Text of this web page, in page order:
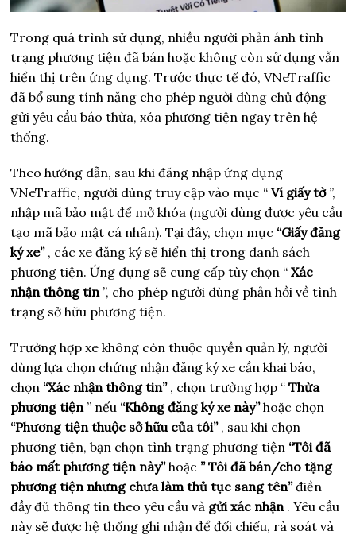
Trong quá trình sử dụng, nhiều người phản ánh tình
trạng phương tiện đã bán hoặc không còn sử dụng vẫn
hiển thị trên ứng dụng. Trước thực tế đó, VNeTraffic
đã bổ sung tính năng cho phép người dùng chủ động
gửi yêu cầu báo thừa, xóa phương tiện ngay trên hệ
thống.
Theo hướng dẫn, sau khi đăng nhập ứng dụng
VNeTraffic, người dùng truy cập vào mục “Ví giấy tờ ”,
nhập mã bảo mật để mở khóa (người dùng được yêu cầu
tạo mã bảo mật cá nhân). Tại đây, chọn mục “Giấy đăng
ký xe” , các xe đăng ký sẽ hiển thị trong danh sách
phương tiện. Ứng dụng sẽ cung cấp tùy chọn “Xác
nhận thông tin ”, cho phép người dùng phản hồi về tình
trạng sở hữu phương tiện.
Trường hợp xe không còn thuộc quyền quản lý, người
dùng lựa chọn chứng nhận đăng ký xe cần khai báo,
chọn “Xác nhận thông tin” , chọn trường hợp “Thừa
phương tiện ” nếu “Không đăng ký xe này”hoặc chọn
“Phương tiện thuộc sở hữu của tôi” , sau khi chọn
phương tiện, bạn chọn tình trạng phương tiện “Tôi đã
báo mất phương tiện này”hoặc ”Tôi đã bán/cho tặng
phương tiện nhưng chưa làm thủ tục sang tên”điền
đầy đủ thông tin theo yêu cầu và gửi xác nhận . Yêu cầu
này sẽ được hệ thống ghi nhận để đối chiếu, rà soát và